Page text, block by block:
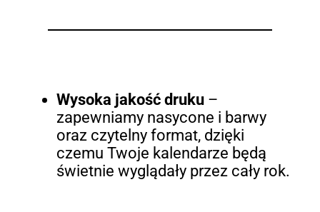
Wysoka jakość druku–
zapewniamy nasycone i barwy
oraz czytelny format, dzięki
czemu Twoje kalendarze będą
świetnie wyglądały przez cały rok.